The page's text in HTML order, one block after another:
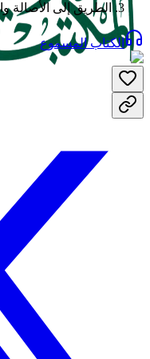
الطريق إلى الأصالة
الكتاب المسموع